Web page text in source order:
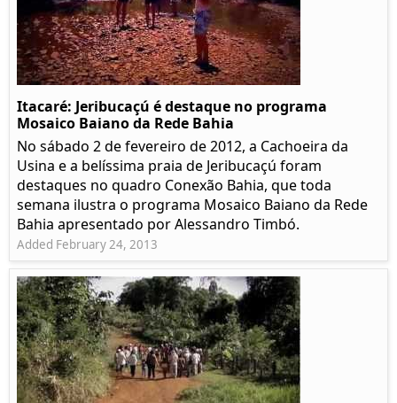
Itacaré: Jeribucaçú é destaque no programa
Mosaico Baiano da Rede Bahia
No sábado 2 de fevereiro de 2012, a Cachoeira da
Usina e a belíssima praia de Jeribucaçú foram
destaques no quadro Conexão Bahia, que toda
semana ilustra o programa Mosaico Baiano da Rede
Bahia apresentado por Alessandro Timbó.
Added February 24, 2013